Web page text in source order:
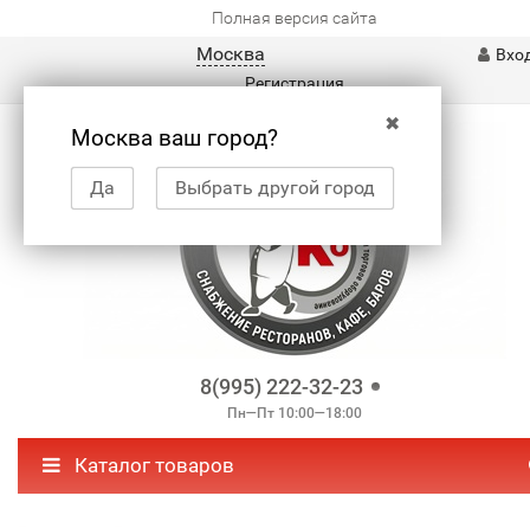
Полная версия сайта
Москва
✖
Москва ваш город?
Да Выбрать другой город
Регистрация
8(995) 222-32-23
Пн—Пт 10:00—18:00
Каталог товаров